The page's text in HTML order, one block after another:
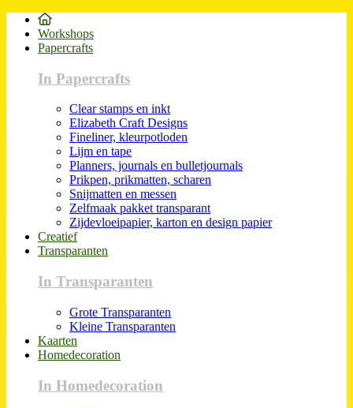
Workshops
Papercrafts
In Papercrafts
Clear stamps en inkt
Elizabeth Craft Designs
Fineliner, kleurpotloden
Lijm en tape
Planners, journals en bulletjournals
Prikpen, prikmatten, scharen
Snijmatten en messen
Zelfmaak pakket transparant
Zijdevloeipapier, karton en design papier
Creatief
Transparanten
In Transparanten
Grote Transparanten
Kleine Transparanten
Kaarten
Homedecoration
In Homedecoration